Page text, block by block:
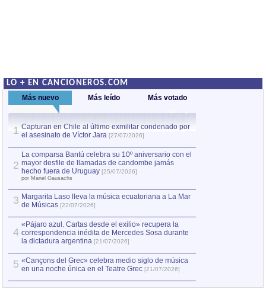
LO + EN CANCIONEROS.COM
Más nuevo Más leído Más votado
1 Capturan en Chile al último exmilitar condenado por
el asesinato de Víctor Jara [27/07/2026]
2
La comparsa Bantú celebra su 10º aniversario con el
mayor desfile de llamadas de candombe jamás
hecho fuera de Uruguay [25/07/2026]
por Manel Gausachs
3 Margarita Laso lleva la música ecuatoriana a La Mar
de Músicas [22/07/2026]
4
«Pájaro azul. Cartas desde el exilio» recupera la
correspondencia inédita de Mercedes Sosa durante
la dictadura argentina [21/07/2026]
5 «Cançons del Grec» celebra medio siglo de música
en una noche única en el Teatre Grec [21/07/2026]